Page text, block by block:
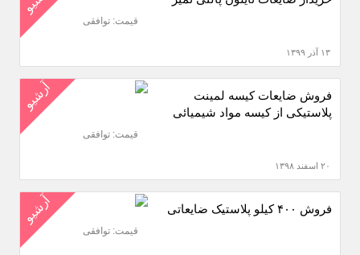
۱۳ آذر ۱۳۹۹
قیمت: توافقی
آرشیو
فروش ضایعات کیسه لمینت
پلاستیکی از کیسه مواد شیمیائی
۲۰ اسفند ۱۳۹۸
قیمت: توافقی
آرشیو فروش ۴۰۰ کیلو پلاستیک ضایعاتی
قیمت: توافقی